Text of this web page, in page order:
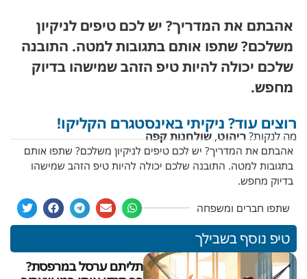
אהבתם את המדריך? יש לכם טיפים לניקיון
משלכם? שתפו אותם בתגובות למטה. התובנה
שלכם יכולה להיות טיפ הזהב שמישהו בדיוק
מחפש.
רוצים עוד? ניקיתי באינסטגרם הקליקו!
מה לנקות?ריהוט,שולחנות קפה
אהבתם את המדריך? יש לכם טיפים לניקיון משלכם? שתפו אותם
בתגובות למטה. התובנה שלכם יכולה להיות טיפ הזהב שמישהו
בדיוק מחפש.
שתפו חברים ומשפחה
טיפ נוסף בשבילך
תליתם ערסל במרפסת?